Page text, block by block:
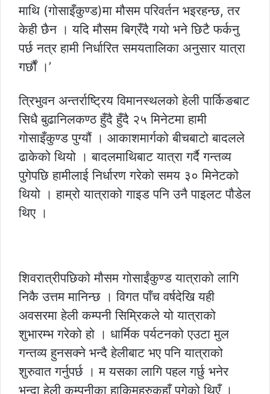
माथि (गोसाइँकुण्ड)मा मौसम परिवर्तन भइरहन्छ, तर
केही छैन । यदि मौसम बिग्रँदै गयो भने छिटै फर्कनु
पर्छ नत्र हामी निर्धारित समयतालिका अनुसार यात्रा
गर्छौं ।’
त्रिभुवन अन्तर्राष्ट्रिय विमानस्थलको हेली पार्किङबाट
सिधै बुढानिलकण्ठ हुँदै हुँदै २५ मिनेटमा हामी
गोसाइँकुण्ड पुग्यौं । आकाशमार्गको बीचबाटो बादलले
ढाकेको थियो । बादलमाथिबाट यात्रा गर्दै गन्तव्य
पुगेपछि हामीलाई निर्धारण गरेको समय ३० मिनेटको
थियो । हाम्रो यात्राको गाइड पनि उनै पाइलट पौडेल
थिए ।
शिवरात्रीपछिको मौसम गोसाईंकुण्ड यात्राको लागि
निकै उत्तम मानिन्छ । विगत पाँच वर्षदेखि यही
अवसरमा हेली कम्पनी सिम्रिकले यो यात्राको
शुभारम्भ गरेको हो । धार्मिक पर्यटनको एउटा मुल
गन्तव्य हुनसक्ने भन्दै हेलीबाट भए पनि यात्राको
शुरुवात गर्नुपर्छ । म यसका लागि पहल गर्छु भनेर
भन्दा हेली कम्पनीका हाकिमहरुकहाँ पुगेको थिएँ ।